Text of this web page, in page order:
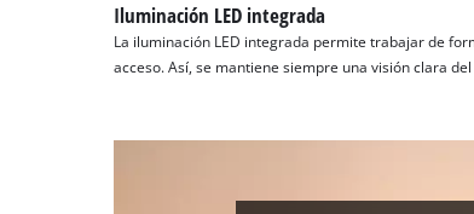
Iluminación LED integrada
La iluminación LED integrada permite trabajar de
acceso. Así, se mantiene siempre una visión clara